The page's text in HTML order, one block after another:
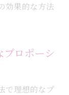
効果的な方法
ロポーシ
で理想的なプ